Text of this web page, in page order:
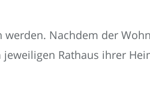
werden. Nachdem der
Rathaus ihrer